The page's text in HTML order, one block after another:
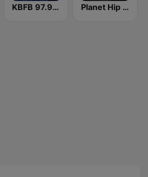
KBFB 97.9 The Beat Planet Hip Hop (MRG.fm)